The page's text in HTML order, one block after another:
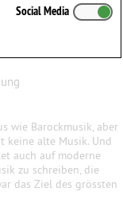
und Klavier
wie Barockmusik, aber
keine alte Musik. Und
auch auf moderne
zu schreiben, die
das Ziel des grössten
Social Media